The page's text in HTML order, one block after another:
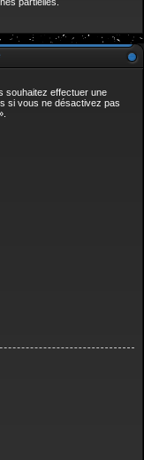
partielles.
souhaitez effectuer une
si vous ne désactivez pas